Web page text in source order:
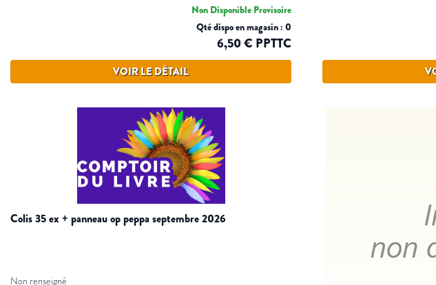
Non Disponible Provisoire
Qté dispo en magasin : 0
6,50 € PPTTC
VOIR LE DÉTAIL
colis 35 ex + panneau op peppa septembre 2026
Non renseigné